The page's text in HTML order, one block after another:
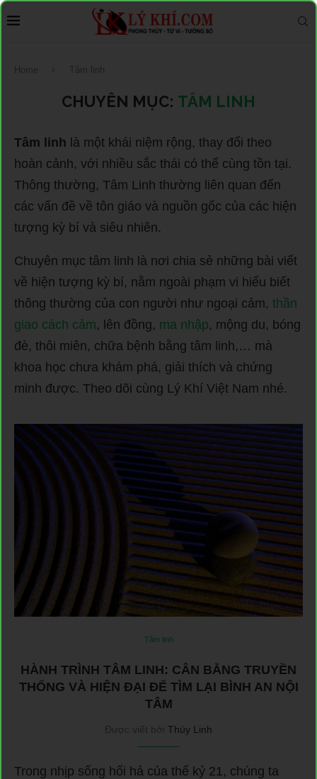
Home Tâm linh
CHUYÊN MỤC: TÂM LINH
Tâm linh là một khái niệm rộng, thay đổi theo
hoàn cảnh, với nhiều sắc thái có thể cùng tồn tại.
Thông thường, Tâm Linh thường liên quan đến
các vấn đề về tôn giáo và nguồn gốc của các hiện
tượng kỳ bí và siêu nhiên.
Chuyên mục tâm linh là nơi chia sẻ những bài viết
về hiện tượng kỳ bí, nằm ngoài phạm vi hiểu biết
thông thường của con người như ngoại cảm, thần
giao cách cảm, lên đồng, ma nhập, mộng du, bóng
đè, thôi miên, chữa bệnh bằng tâm linh,… mà
khoa học chưa khám phá, giải thích và chứng
minh được. Theo dõi cùng Lý Khí Việt Nam nhé.
Tâm linh
HÀNH TRÌNH TÂM LINH: CÂN BẰNG TRUYỀN
THỐNG VÀ HIỆN ĐẠI ĐỂ TÌM LẠI BÌNH AN NỘI
TÂM
Được viết bởi Thùy Linh
Trong nhịp sống hối hả của thế kỷ 21, chúng ta